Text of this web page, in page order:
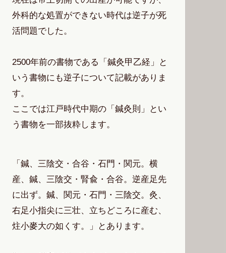
外科的な処置ができない時代は逆子が死
活問題でした。
2500年前の書物である「鍼灸甲乙経」と
いう書物にも逆子について記載がありま
す。
ここでは江戸時代中期の「鍼灸則」とい
う書物を一部抜粋します。
「鍼、三陰交・合谷・石門・関元。横
産、鍼、三陰交・腎兪・合谷。逆産足先
に出ず。鍼、関元・石門・三陰交。灸、
右足小指尖に三壮、立ちどころに産む、
炷小麥大の如くす。」とあります。